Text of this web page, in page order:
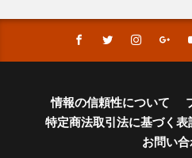
情報の信頼性について
特定商法取引法に基づく表
お問い